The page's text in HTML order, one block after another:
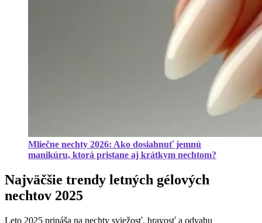
Mliečne nechty 2026: Ako dosiahnuť jemnú
manikúru, ktorá pristane aj krátkym nechtom?
Najväčšie trendy letných gélových
nechtov 2025
Leto 2025 prináša na nechty sviežosť, hravosť a odvahu